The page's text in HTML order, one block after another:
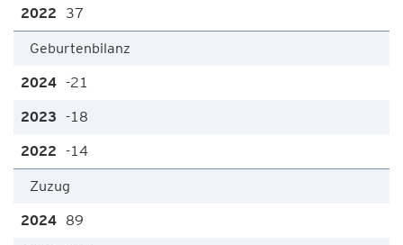
37
Geburtenbilanz
-21
-18
-14
Zuzug
89